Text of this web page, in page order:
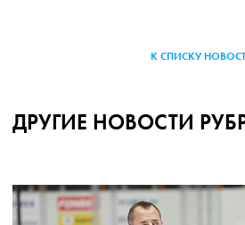
К СПИСКУ
ДРУГИЕ НОВОСТИ